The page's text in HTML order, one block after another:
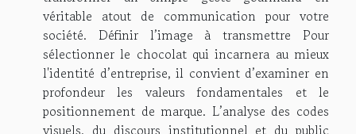
véritable atout de communication pour votre
société. Définir l’image à transmettre Pour
sélectionner le chocolat qui incarnera au mieux
l'identité d’entreprise, il convient d’examiner en
profondeur les valeurs fondamentales et le
positionnement de marque. L’analyse des codes
visuels, du discours institutionnel et du public